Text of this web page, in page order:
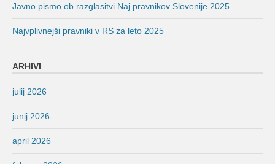
Javno pismo ob razglasitvi Naj pravnikov Slovenije 2025
Najvplivnejši pravniki v RS za leto 2025
ARHIVI
julij 2026
junij 2026
april 2026